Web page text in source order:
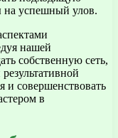
на успешный улов.
нашей
собственную сеть,
и совершенствовать
в